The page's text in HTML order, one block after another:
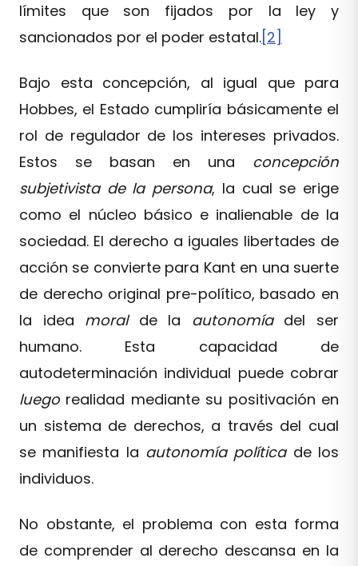
límites que son fijados por la ley y
sancionados por el poder estatal.[2]
Bajo esta concepción, al igual que para
Hobbes, el Estado cumpliría básicamente el
rol de regulador de los intereses privados.
Estos se basan en una concepción
subjetivista de la persona, la cual se erige
como el núcleo básico e inalienable de la
sociedad. El derecho a iguales libertades de
acción se convierte para Kant en una suerte
de derecho original pre-político, basado en
la idea moralde la autonomía del ser
humano. Esta capacidad de
autodeterminación individual puede cobrar
luegorealidad mediante su positivación en
un sistema de derechos, a través del cual
se manifiesta la autonomía políticade los
individuos.
No obstante, el problema con esta forma
de comprender al derecho descansa en la